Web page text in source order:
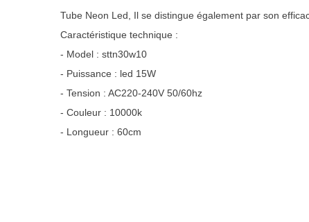
Tube Neon Led, Il se distingue également par son
Caractéristique technique :
- Model : sttn30w10
- Puissance : led 15W
- Tension : AC220-240V 50/60hz
- Couleur : 10000k
- Longueur : 60cm